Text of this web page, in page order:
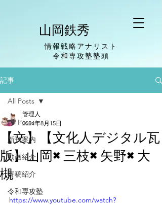
山岡鉄秀
情報戦略アナリスト
​令和専攻塾塾頭
記事
All Posts
新刊案内
動画紹介
寄稿紹介
令和専攻塾
All Posts
【文】【文化人デジタル瓦
版】山岡×三枝×矢野×大
槻
管理人
2024年8月15日
https://www.youtube.com/watch?